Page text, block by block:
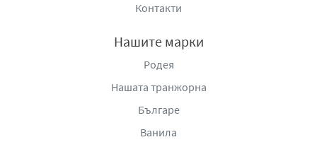
Контакти
Нашите марки
Родея
Нашата транжорна
Българе
Ванила